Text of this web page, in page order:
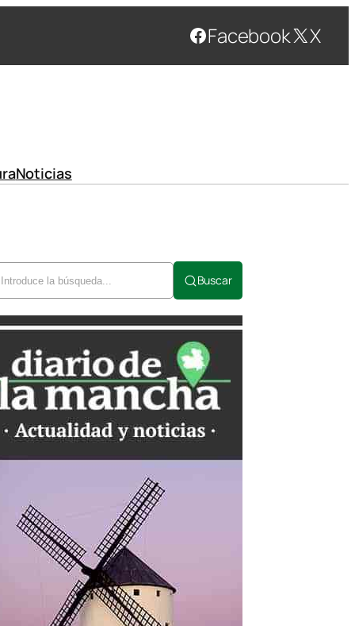
Facebook X
Noticias
Buscar